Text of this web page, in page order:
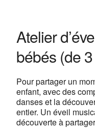
Voir Évènements
This page can't
Do you own this
Atelier
bébés (de
Pour partager un
enfant, avec des
danses et la
entier. Un éveil
découverte à